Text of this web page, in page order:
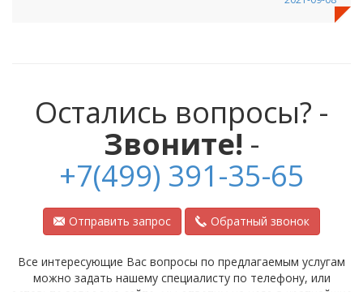
Остались вопросы? -
Звоните! -
+7(499) 391-35-65
Отправить запрос Обратный звонок
Все интересующие Вас вопросы по предлагаемым услугам
можно задать нашему специалисту по телефону, или